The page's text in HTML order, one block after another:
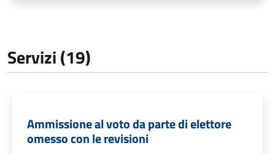
Servizi (19)
Ammissione al voto da parte di elettore
omesso con le revisioni